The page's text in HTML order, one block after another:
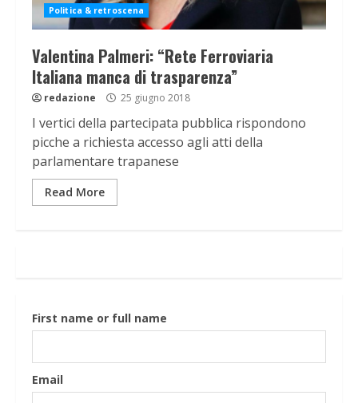
Politica & retroscena
Valentina Palmeri: “Rete Ferroviaria
Italiana manca di trasparenza”
redazione 25 giugno 2018
I vertici della partecipata pubblica rispondono
picche a richiesta accesso agli atti della
parlamentare trapanese
Read More
First name or full name
Email